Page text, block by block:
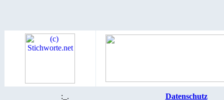
:_. Datenschutz